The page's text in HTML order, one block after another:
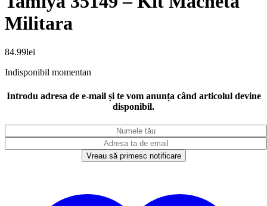
Militara
84.99lei
Indisponibil momentan
Introdu adresa de e-mail și te vom anunța când articolul devine
disponibil.
Vreau să primesc notificare